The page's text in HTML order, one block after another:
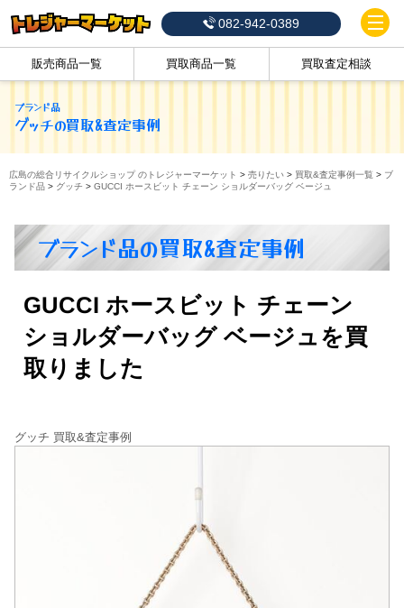
082-942-0389
販売商品一覧 買取商品一覧 買取査定相談
ブランド品
グッチの買取&査定事例
広島の総合リサイクルショップ のトレジャーマーケット > 売りたい> 買取&査定事例一覧 > ブ
ランド品> グッチ > GUCCI ホースビット チェーン ショルダーバッグ ベージュ
ブランド品の買取&査定事例
GUCCI ホースビット チェーン
ショルダーバッグ ベージュを買
取りました
グッチ 買取&査定事例